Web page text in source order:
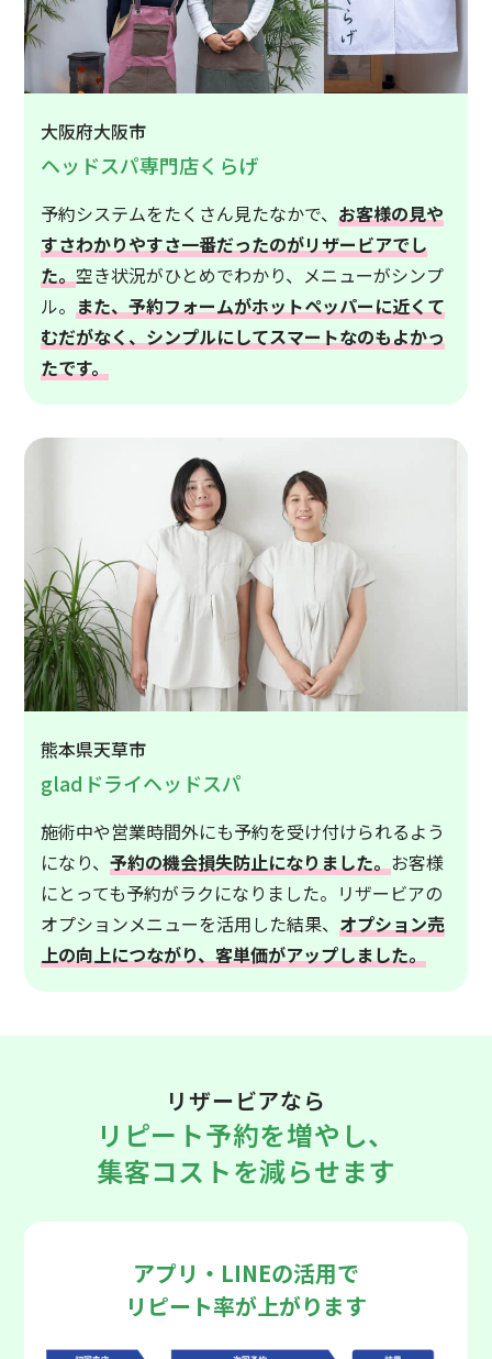
大阪府大阪市
ヘッドスパ専門店くらげ
予約システムをたくさん見たなかで、 お客様の見や
すさわかりやすさ一番だったのがリザービアでし
た。 空き状況がひとめでわかり、メニューがシンプ
ル。 また、予約フォームがホットペッパーに近くて
むだがなく、シンプルにしてスマートなのもよかっ
たです。
熊本県天草市
gladドライヘッドスパ
施術中や営業時間外にも予約を受け付けられるよう
になり、予約の機会損失防止になりました。 お客様
にとっても予約がラクになりました。リザービアの
オプションメニューを活用した結果、 オプション売
上の向上につながり、客単価がアップしました。
リザービアなら
リピート予約を増やし、
集客コストを減らせます
アプリ・LINEの活用で
リピート率が上がります